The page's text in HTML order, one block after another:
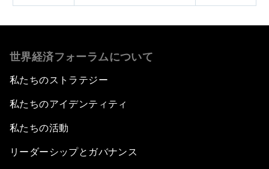
世界経済フォーラムについて
私たちのストラテジー
私たちのアイデンティティ
私たちの活動
リーダーシップとガバナンス